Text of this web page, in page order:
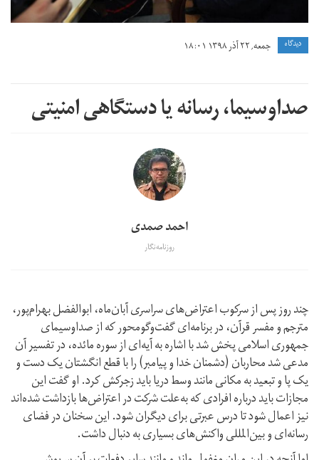
دیدگاه جمعه, ۲۲ آذر ۱۳۹۸ ۱۸:۰۱
صداوسیما، رسانه یا دستگاهی امنیتی
احمد صمدی
روزنامه‌نگار
چند روز پس از سرکوب اعتراض‌های سراسری آبان‌ماه، ابوالفضل بهرام‌پور،
مترجم و مفسر قرآن، در برنامه‌ای گفت‌و‌گو‌محور که از صدا‌و‌سیمای
جمهوری اسلامی پخش شد با اشاره به آیه‌ای از سوره مائده، در تفسیر آن
مدعی شد محاربان (دشمنان خدا و پیامبر) را با قطع انگشتان یک دست و
یک پا و تبعید به مکانی مانند وسط دریا باید زجر‌کش کرد. او گفت این
مجازات باید درباره افرادی که به‌علت شرکت در اعتراض‌ها بازداشت شده‌اند
نیز اعمال شود تا درس عبرتی برای دیگران شود. این سخنان در فضای
رسانه‌ای و بین‌المللی واکنش‌های بسیاری به دنبال داشت.